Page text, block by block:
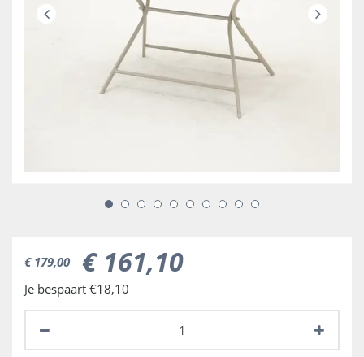
€ 179,00 € 161,10
Je bespaart €18,10